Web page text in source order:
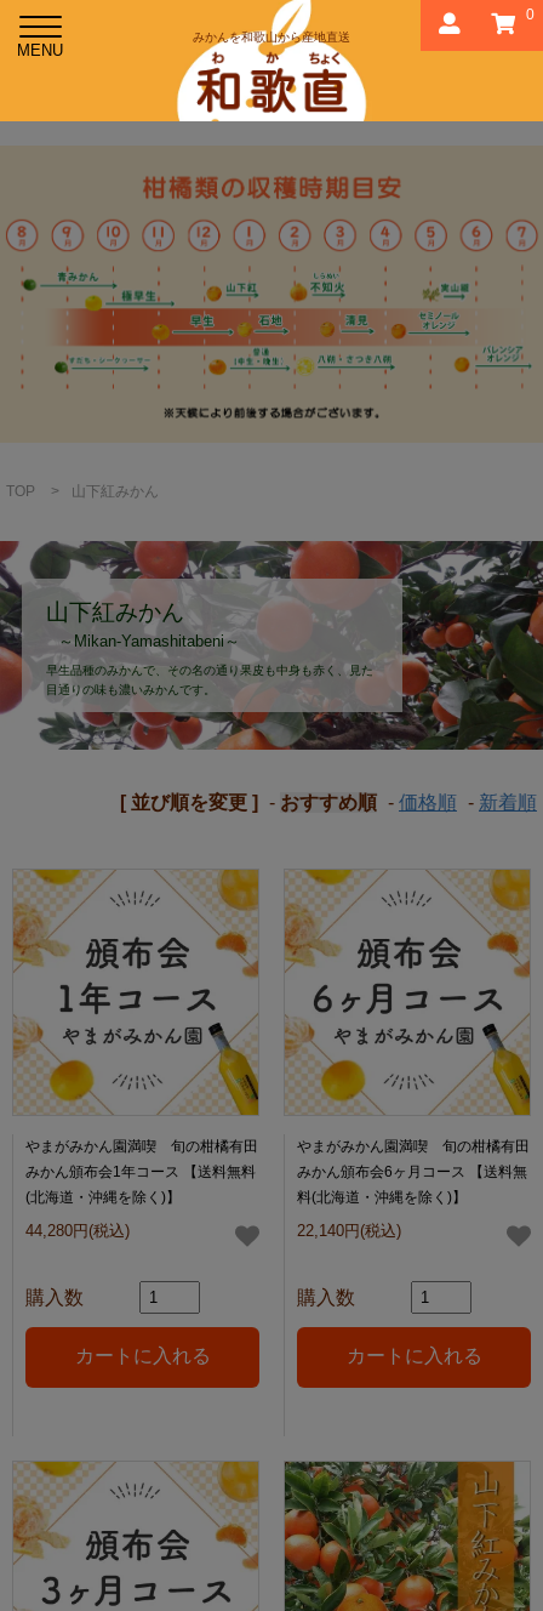
0
みかんを和歌山から産地直送
TOP > 山下紅みかん
山下紅みかん
～Mikan-Yamashitabeni～
早生品種のみかんで、その名の通り果皮も中身も赤く、見た
目通りの味も濃いみかんです。
[ 並び順を変更 ] - おすすめ順 - 価格順 - 新着順
やまがみかん園満喫 旬の柑橘有田
みかん頒布会1年コース 【送料無料
(北海道・沖縄を除く)】
44,280円(税込)
購入数
やまがみかん園満喫 旬の柑橘有田
みかん頒布会6ヶ月コース 【送料無
料(北海道・沖縄を除く)】
22,140円(税込)
購入数